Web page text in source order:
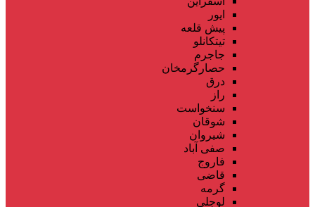
ایور
پیش قلعه
تیتکانلو
جاجرم
حصارگرمخان
درق
راز
سنخواست
شوقان
شیروان
صفی آباد
فاروج
قاضی
گرمه
لوجلی